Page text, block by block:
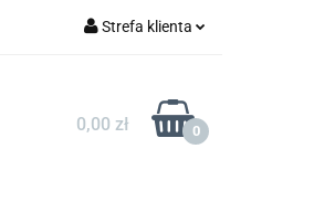
Strefa klienta
Zarejestruj się
Dodaj zgłoszenie
0,00 zł 0